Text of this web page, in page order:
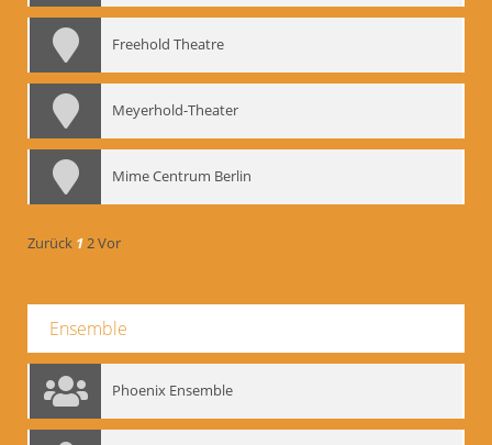
Freehold Theatre
Meyerhold-Theater
Mime Centrum Berlin
Zurück 12Vor
Ensemble
Phoenix Ensemble